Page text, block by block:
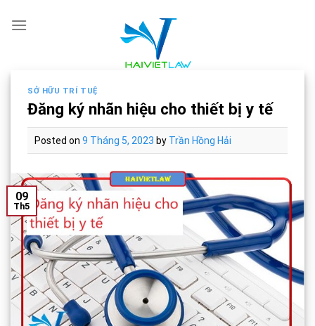
SỞ HỮU TRÍ TUỆ
Đăng ký nhãn hiệu cho thiết bị y tế
Posted on 9 Tháng 5, 2023 by Trần Hồng Hải
09
Th5